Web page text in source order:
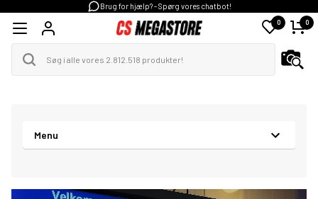
Brug for hjælp? - Spørg vores chatbot!
0 0
Menu